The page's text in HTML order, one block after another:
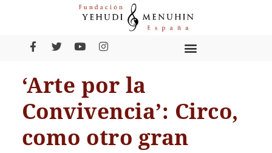
‘Arte por la
Convivencia’: Circo,
como otro gran